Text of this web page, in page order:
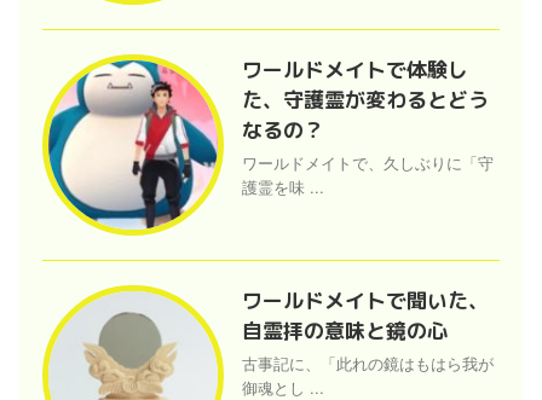
ワールドメイトで体験し
た、守護霊が変わるとどう
なるの？
ワールドメイトで、久しぶりに「守
護霊を味 ...
ワールドメイトで聞いた、
自霊拝の意味と鏡の心
古事記に、「此れの鏡はもはら我が
御魂とし ...